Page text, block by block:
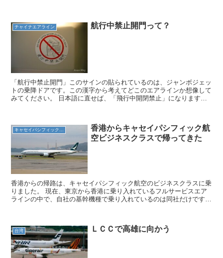
チャイナエアライン 航行中禁止開門って？
「航行中禁止開門」このサインの貼られているのは、ジャンボジェッ
トの乗降ドアです。この漢字から考えてどこのエアラインか想像して
みてください。 日本語に直せば、「飛行中開閉禁止」になります。
香港からキャセイパシフィック航
空ビジネスクラスで帰ってきた
香港からの帰路は、キャセイパシフィック航空のビジネスクラスに乗
りました。 現在、東京から香港に乗り入れているフルサービスエア
ラインの中で、自社の基幹機種で乗り入れているのは同社だけです。
台湾 ＬＣＣで高雄に向かう